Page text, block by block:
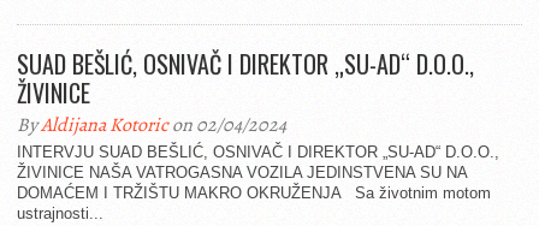
SUAD BEŠLIĆ, OSNIVAČ I DIREKTOR „SU-AD“ D.O.O.,
ŽIVINICE
ByAldijana Kotoricon 02/04/2024
INTERVJU SUAD BEŠLIĆ, OSNIVAČ I DIREKTOR „SU-AD“ D.O.O.,
ŽIVINICE NAŠA VATROGASNA VOZILA JEDINSTVENA SU NA
DOMAĆEM I TRŽIŠTU MAKRO OKRUŽENJA Sa životnim motom
ustrajnosti...